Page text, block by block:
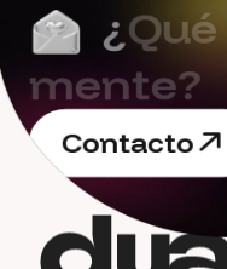
¿Qué
mente?
Contacto
Contacto